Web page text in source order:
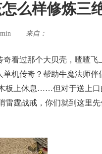
么样修炼三
来自：
看过那个大贝壳，喳喳飞
单机传奇？帮助牛魔法师
板上休息……但对于送上口
霆战戒，你们就到这里先